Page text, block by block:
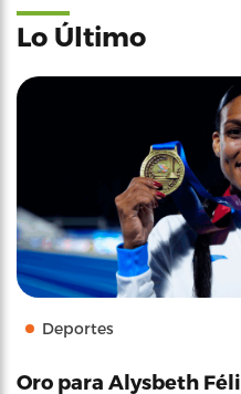
Lo Último
Deportes
Oro para Alysbeth